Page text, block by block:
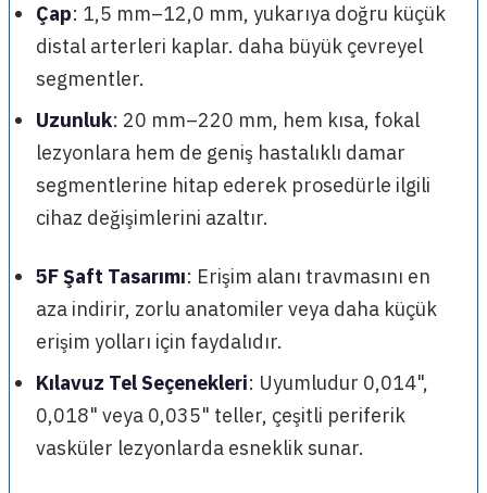
Çap: 1,5 mm–12,0 mm, yukarıya doğru küçük
distal arterleri kaplar. daha büyük çevreyel
segmentler.
Uzunluk: 20 mm–220 mm, hem kısa, fokal
lezyonlara hem de geniş hastalıklı damar
segmentlerine hitap ederek prosedürle ilgili
cihaz değişimlerini azaltır.
5F Şaft Tasarımı: Erişim alanı travmasını en
aza indirir, zorlu anatomiler veya daha küçük
erişim yolları için faydalıdır.
Kılavuz Tel Seçenekleri: Uyumludur 0,014",
0,018" veya 0,035" teller, çeşitli periferik
vasküler lezyonlarda esneklik sunar.